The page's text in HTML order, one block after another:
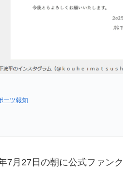
ーツ報知
7月27日の朝に公式ファン